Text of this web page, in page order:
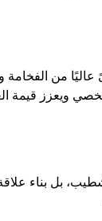
من الفخامة
ويعزز قيمة
بل بناء علاقة